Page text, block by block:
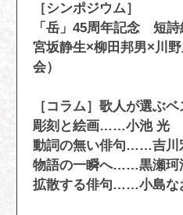
［シンポジウム］
「岳」45周年記念 短
宮坂静生×柳田邦男×川
会）
［コラム］歌人が選ぶ
彫刻と絵画……小池 光
動詞の無い俳句……吉川
物語の一瞬へ……黒瀬珂
拡散する俳句……小島な